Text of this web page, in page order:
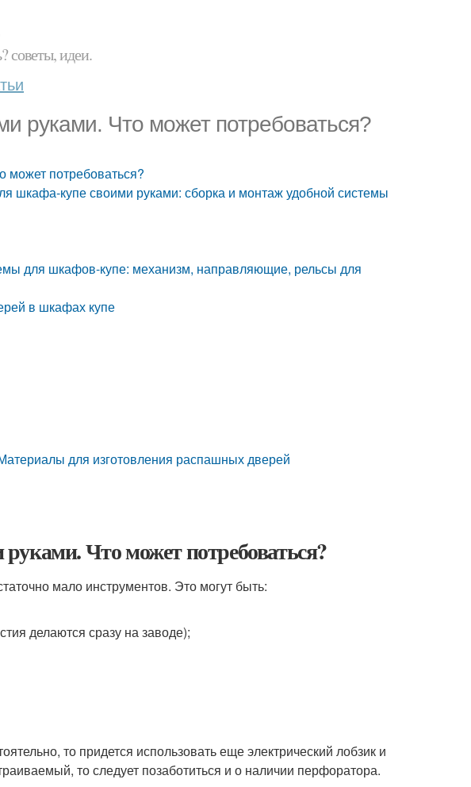
советы, идеи.
руками. Что может потребоваться?
потребоваться?
шкафа-купе своими руками: сборка и монтаж удобной системы
для шкафов-купе: механизм, направляющие, рельсы для
в шкафах купе
для изготовления распашных дверей
Что может потребоваться?
мало инструментов. Это могут быть:
делаются сразу на заводе);
то придется использовать еще электрический лобзик и
то следует позаботиться и о наличии перфоратора.